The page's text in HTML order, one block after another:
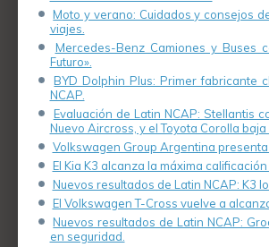
Moto y verano: Cuidados y consejos
viajes.
Mercedes-Benz Camiones y Buses
Futuro».
BYD Dolphin Plus: Primer fabricante
NCAP.
Evaluación de Latin NCAP: Stellantis
Nuevo Aircross, y el Toyota Corolla
Volkswagen Group Argentina
El Kia K3 alcanza la máxima
Nuevos resultados de Latin NCAP: K3
El Volkswagen T-Cross vuelve a
Nuevos resultados de Latin NCAP:
en seguridad.